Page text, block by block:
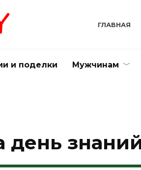
ГЛАВНАЯ
и поделки Мужчинам
день